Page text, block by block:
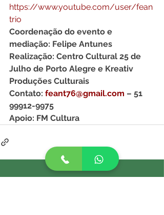
https://www.youtube.com/user/fean
trio
Coordenação do evento e
mediação: Felipe Antunes
Realização: Centro Cultural 25 de
Julho de Porto Alegre e Kreativ
Produções Culturais
Contato: feant76@gmail.com – 51
99912-9975
Apoio: FM Cultura